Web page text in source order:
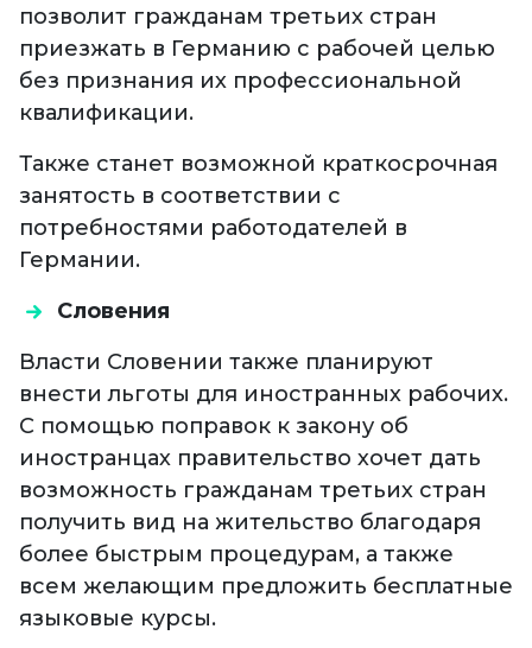
позволит гражданам третьих стран
приезжать в Германию с рабочей целью
без признания их профессиональной
квалификации.
Также станет возможной краткосрочная
занятость в соответствии с
потребностями работодателей в
Германии.
Словения
Власти Словении также планируют
внести льготы для иностранных рабочих.
С помощью поправок к закону об
иностранцах правительство хочет дать
возможность гражданам третьих стран
получить вид на жительство благодаря
более быстрым процедурам, а также
всем желающим предложить бесплатные
языковые курсы.